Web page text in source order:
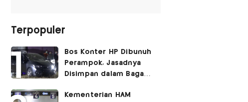
Terpopuler
Bos Konter HP Dibunuh
Perampok, Jasadnya
Disimpan dalam Bagasi
Kementerian HAM